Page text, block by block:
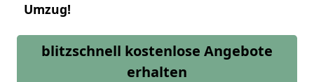
Umzug!
blitzschnell kostenlose Angebote
erhalten